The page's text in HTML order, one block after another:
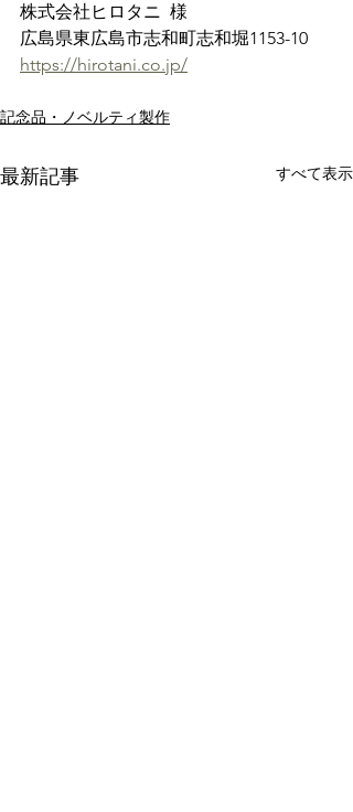
株式会社ヒロタニ  様
広島県東広島市志和町志和堀1153-10
https://hirotani.co.jp/
記念品・ノベルティ製作
最新記事 すべて表示